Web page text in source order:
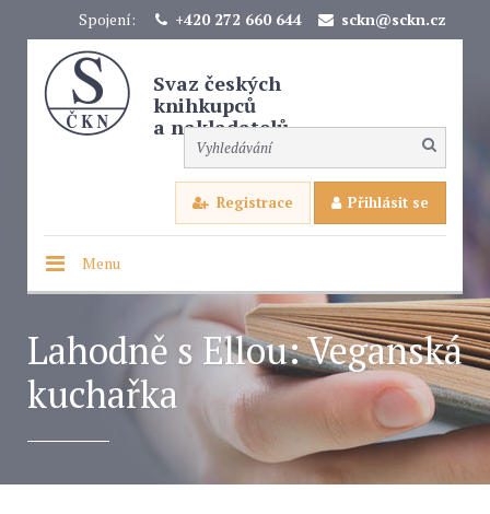
Spojení: +420 272 660 644 sckn@sckn.cz
Svaz českých
knihkupců
a nakladatelů
Registrace Přihlásit se
Menu
Lahodně s Ellou: Veganská
kuchařka